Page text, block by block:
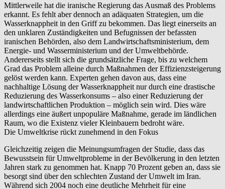
Mittlerweile hat die iranische Regierung das Ausmaß des Problems
erkannt. Es fehlt aber dennoch an adäquaten Strategien, um die
Wasserknappheit in den Griff zu bekommen. Das liegt einerseits an
den unklaren Zuständigkeiten und Befugnissen der befassten
iranischen Behörden, also dem Landwirtschaftsministerium, dem
Energie- und Wasserministerium und der Umweltbehörde.
Andererseits stellt sich die grundsätzliche Frage, bis zu welchem
Grad das Problem alleine durch Maßnahmen der Effizienzsteigerung
gelöst werden kann. Experten gehen davon aus, dass eine
nachhaltige Lösung der Wasserknappheit nur durch eine drastische
Reduzierung des Wasserkonsums – also einer Reduzierung der
landwirtschaftlichen Produktion – möglich sein wird. Dies wäre
allerdings eine äußert unpopuläre Maßnahme, gerade im ländlichen
Raum, wo die Existenz vieler Kleinbauern bedroht wäre.
Die Umweltkrise rückt zunehmend in den Fokus
Gleichzeitig zeigen die Meinungsumfragen der Studie, dass das
Bewusstsein für Umweltprobleme in der Bevölkerung in den letzten
Jahren stark zu genommen hat. Knapp 70 Prozent geben an, dass sie
besorgt sind über den schlechten Zustand der Umwelt im Iran.
Während sich 2004 noch eine deutliche Mehrheit für eine